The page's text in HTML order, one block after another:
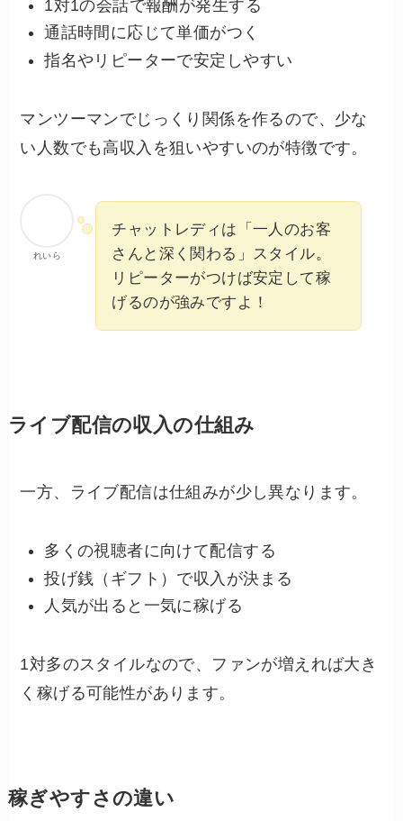
1対1の会話で報酬が発生する
通話時間に応じて単価がつく
指名やリピーターで安定しやすい
マンツーマンでじっくり関係を作るので、少な
い人数でも高収入を狙いやすいのが特徴です。
れいら
チャットレディは「一人のお客
さんと深く関わる」スタイル。
リピーターがつけば安定して稼
げるのが強みですよ！
ライブ配信の収入の仕組み
一方、ライブ配信は仕組みが少し異なります。
多くの視聴者に向けて配信する
投げ銭（ギフト）で収入が決まる
人気が出ると一気に稼げる
1対多のスタイルなので、ファンが増えれば大き
く稼げる可能性があります。
稼ぎやすさの違い